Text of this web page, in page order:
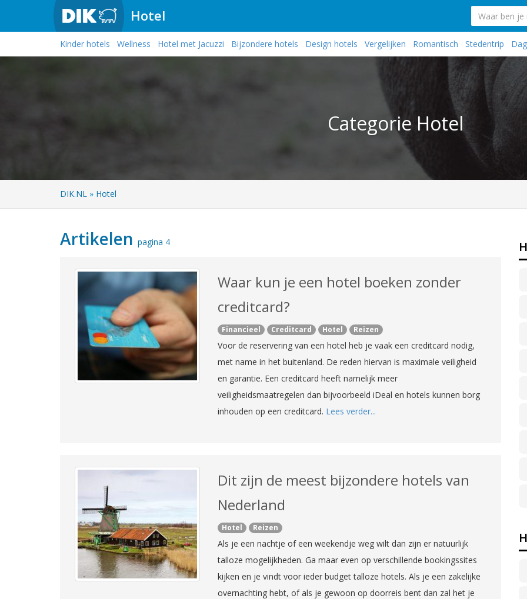
Hotel
Kinder hotels Wellness Hotel met Jacuzzi Bijzondere hotels Design hotels Vergelijken Romantisch Stedentrip
Categorie Hotel
DIK.NL » Hotel
Artikelen pagina 4
Waar kun je een hotel boeken zonder
creditcard?
Financieel Creditcard Hotel Reizen
Voor de reservering van een hotel heb je vaak een creditcard nodig,
met name in het buitenland. De reden hiervan is maximale veiligheid
en garantie. Een creditcard heeft namelijk meer
veiligheidsmaatregelen dan bijvoorbeeld iDeal en hotels kunnen borg
inhouden op een creditcard. Lees verder...
Dit zijn de meest bijzondere hotels van
Nederland
Hotel Reizen
Als je een nachtje of een weekendje weg wilt dan zijn er natuurlijk
talloze mogelijkheden. Ga maar even op verschillende bookingssites
kijken en je vindt voor ieder budget talloze hotels. Als je een zakelijke
overnachting hebt, of als je gewoon op doorreis bent dan zal het je